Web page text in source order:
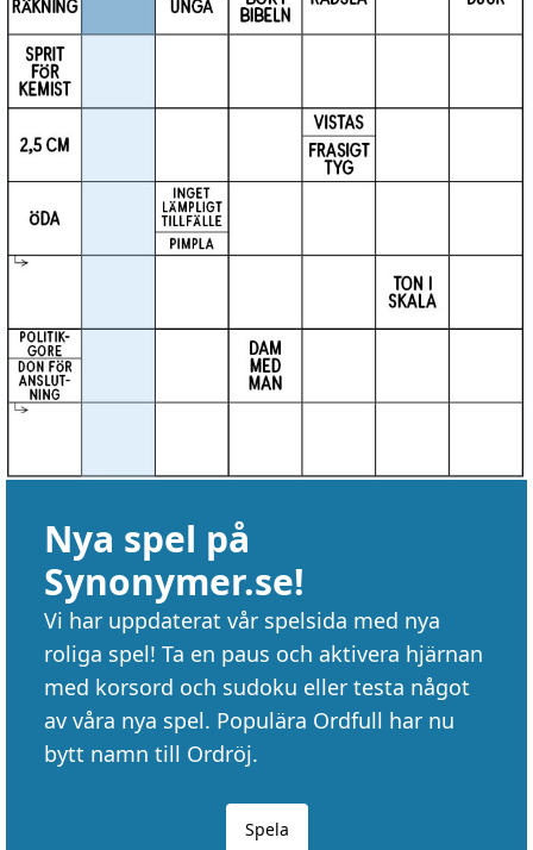
Nya spel på
Synonymer.se!
Vi har uppdaterat vår spelsida med nya
roliga spel! Ta en paus och aktivera hjärnan
med korsord och sudoku eller testa något
av våra nya spel. Populära Ordfull har nu
bytt namn till Ordröj.
Spela